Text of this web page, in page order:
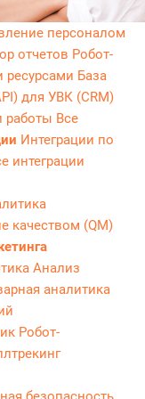
обзвон
персоналом
отчетов Робот-
ресурсами База
для УВК (CRM)
работы Все
Интеграции по
интеграции
качеством (QM)
Анализ
аналитика
Робот-